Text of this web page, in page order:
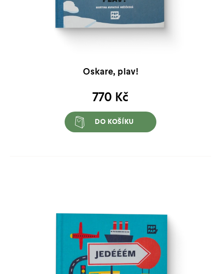
Oskare, plav!
770 Kč
DO KOŠÍKU